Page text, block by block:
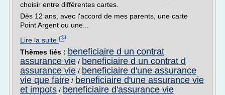
choisir entre différentes cartes.
Dès 12 ans, avec l'accord de mes parents, une carte
Point Argent ou une...
Lire la suite
Thèmes liés : beneficiaire d un contrat
assurance vie / beneficiaire d un contrat d
assurance vie / beneficiaire d'une assurance
vie que faire / beneficiaire d'une assurance vie
et impots / beneficiaire d'assurance vie